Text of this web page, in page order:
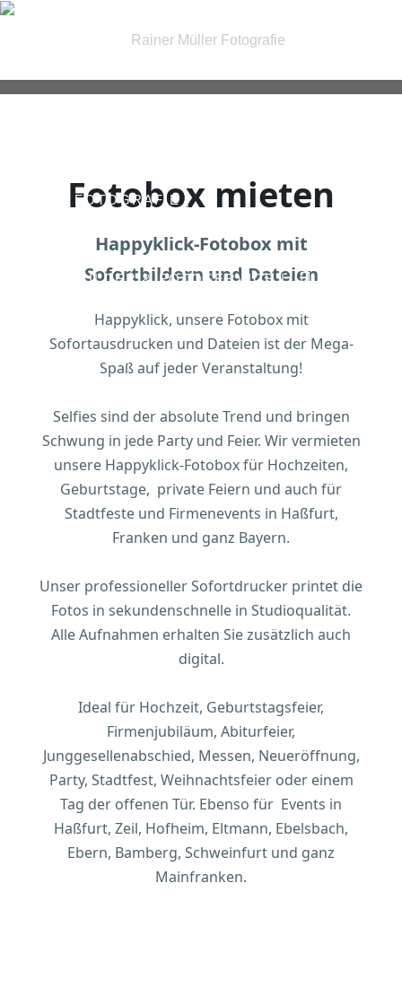
| IRIS FOTOGRAFIE |
| PASSBILDER & FOTOSERVICE |
Fotobox mieten
Happyklick-Fotobox mit
Sofortbildern und Dateien
Happyklick, unsere Fotobox mit
Sofortausdrucken und Dateien ist der Mega-
Spaß auf jeder Veranstaltung!
Selfies sind der absolute Trend und bringen
Schwung in jede Party und Feier. Wir vermieten
unsere Happyklick-Fotobox für Hochzeiten,
Geburtstage, private Feiern und auch für
Stadtfeste und Firmenevents in Haßfurt,
Franken und ganz Bayern.
Unser professioneller Sofortdrucker printet die
Fotos in sekundenschnelle in Studioqualität.
Alle Aufnahmen erhalten Sie zusätzlich auch
digital.
Ideal für Hochzeit, Geburtstagsfeier,
Firmenjubiläum, Abiturfeier,
Junggesellenabschied, Messen, Neueröffnung,
Party, Stadtfest, Weihnachtsfeier oder einem
Tag der offenen Tür. Ebenso für Events in
Haßfurt, Zeil, Hofheim, Eltmann, Ebelsbach,
Ebern, Bamberg, Schweinfurt und ganz
Mainfranken.